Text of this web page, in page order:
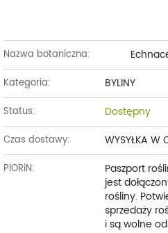
Nazwa botaniczna:
Kategoria: BYLINY
Status: Dostępny
Czas dostawy: WYSYŁKA W
PIORiN:
Paszport
jest
rośliny.
sprzedaży
i są wolne